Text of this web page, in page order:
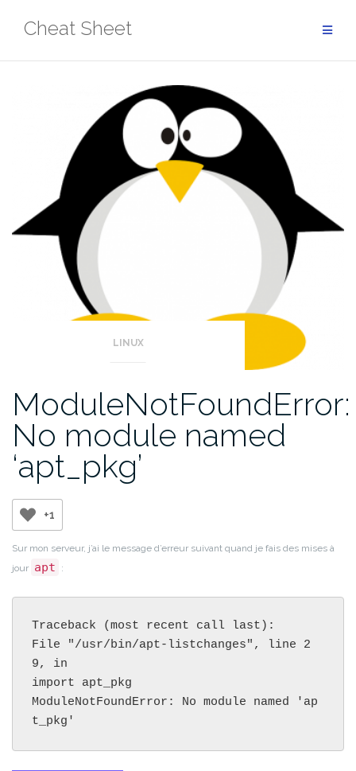
Cheat Sheet
LINUX
ModuleNotFoundError:
No module named
‘apt_pkg’
+1
Sur mon serveur, j’ai le message d’erreur suivant quand je fais des mises à
jour apt :
Traceback (most recent call last):
File "/usr/bin/apt-listchanges", line 2
9, in
import apt_pkg
ModuleNotFoundError: No module named 'ap
t_pkg'